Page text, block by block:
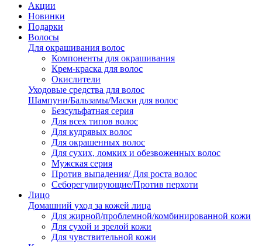
Акции
Новинки
Подарки
Волосы
Для окрашивания волос
Компоненты для окрашивания
Крем-краска для волос
Окислители
Уходовые средства для волос
Шампуни/Бальзамы/Маски для волос
Безсульфатная серия
Для всех типов волос
Для кудрявых волос
Для окрашенных волос
Для сухих, ломких и обезвоженных волос
Мужская серия
Против выпадения/ Для роста волос
Себорегулирующие/Против перхоти
Лицо
Домашний уход за кожей лица
Для жирной/проблемной/комбинированной кожи
Для сухой и зрелой кожи
Для чувствительной кожи